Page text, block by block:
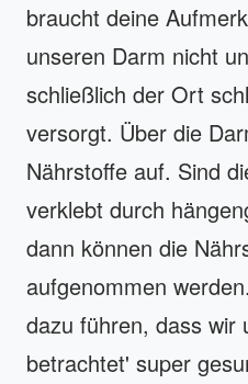
braucht deine
unseren Darm nicht
schließlich der Ort
versorgt. Über die
Nährstoffe auf. Sind
verklebt durch
dann können die
aufgenommen
dazu führen, dass wir
betrachtet' super